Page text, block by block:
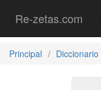
Re-zetas.com
Principal Diccionario